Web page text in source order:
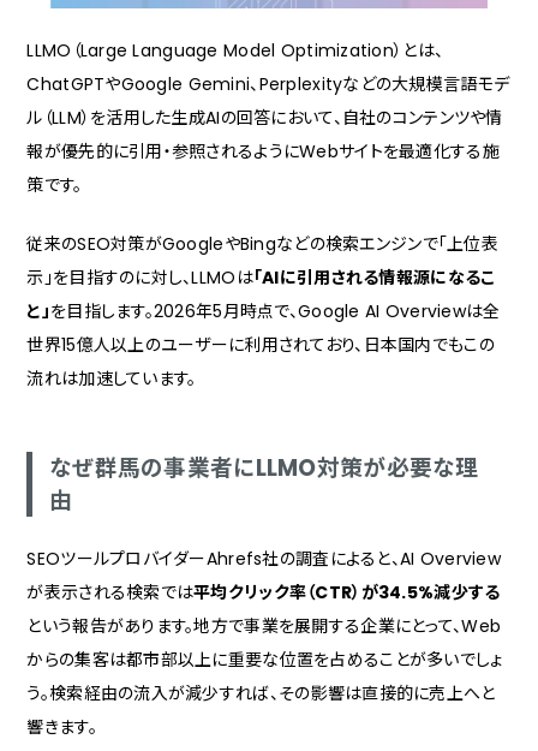
継続的なサポート体制があるか
LLMO対策の費用相場と投資対効果
LLMO対策の費用相場
投資対効果をどう考えるか
現状のWeb集客状況を把握する
LLMO対策の目的を明確にする
地域密着型ビジネスとLLMO対策の相性
MEO対策との連携が鍵
LLMO対策でよくある失敗と回避策
AIコンテンツの大量生成に走る
群馬の事業者がAI検索時代に備えるために
AI検索時代の集客強化はマケスクにご相談ください
LLMO（Large Language Model Optimization）とは、
ChatGPTやGoogle Gemini、Perplexityなどの大規模言語モデ
ル（LLM）を活用した生成AIの回答において、自社のコンテンツや情
報が優先的に引用・参照されるようにWebサイトを最適化する施
策です。
従来のSEO対策がGoogleやBingなどの検索エンジンで「上位表
示」を目指すのに対し、LLMOは「AIに引用される情報源になるこ
と」を目指します。2026年5月時点で、Google AI Overviewは全
世界15億人以上のユーザーに利用されており、日本国内でもこの
流れは加速しています。
なぜ群馬の事業者にLLMO対策が必要な理
由
SEOツールプロバイダーAhrefs社の調査によると、AI Overview
が表示される検索では平均クリック率（CTR）が34.5%減少する
という報告があります。地方で事業を展開する企業にとって、Web
からの集客は都市部以上に重要な位置を占めることが多いでしょ
う。検索経由の流入が減少すれば、その影響は直接的に売上へと
響きます。